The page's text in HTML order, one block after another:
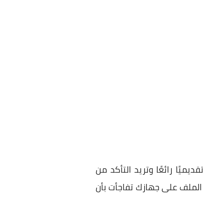
رائعًا وتريد التأكد من
على جهازك تفاجأت بأن